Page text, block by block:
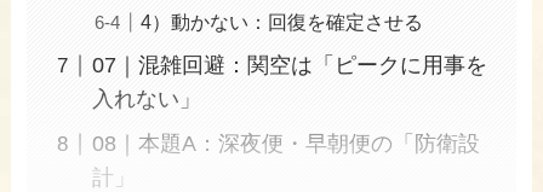
4）動かない：回復を確定させる
07｜混雑回避：関空は「ピークに用事を
入れない」
08｜本題A：深夜便・早朝便の「防衛設
計」